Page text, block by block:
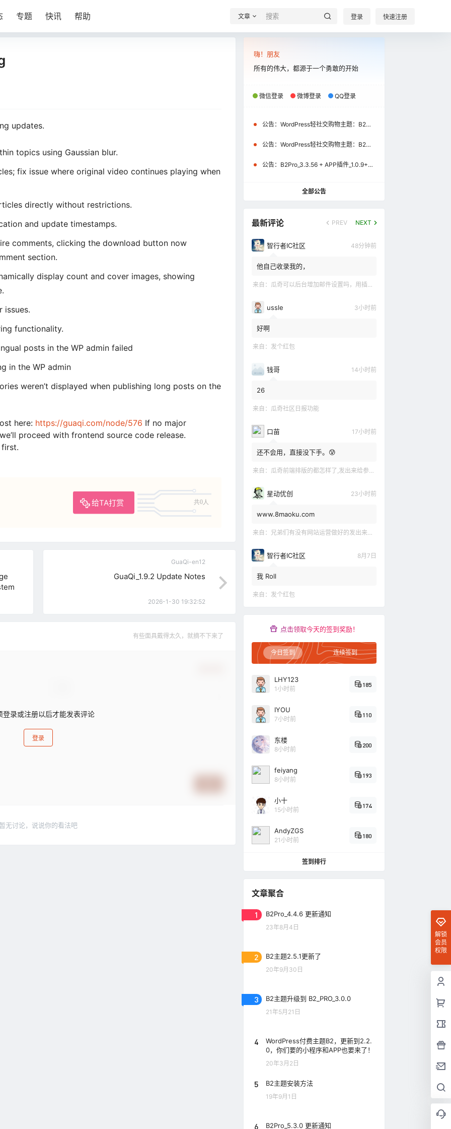
专题 快讯 帮助 文章 登录 快速注册
updates.
topics using Gaussian blur.
fix issue where original video continues playing when
directly without restrictions.
and update timestamps.
comments, clicking the download button now
section.
display count and cover images, showing
issues.
functionality.
posts in the WP admin failed
in the WP admin
weren’t displayed when publishing long posts on the
here: https://guaqi.com/node/576 If no major
proceed with frontend source code release.
first.
给TA打赏 共0人
GuaQi-en12
GuaQi_1.9.2 Update Notes
2026-1-30 19:32:52
有些面具戴得太久，就摘不下来了
登录或注册以后才能发表评论
登录
无讨论，说说你的看法吧
嗨！朋友
所有的伟大，都源于一个勇敢的开始
微信登录 微博登录 QQ登录
公告： WordPress轻社交购物主题：B2Pro_3.8.2 + APP插件_1.2.1+uniapp源码_1.2.1（微信小程序\APP）更新通知
公告： WordPress轻社交购物主题：B2Pro_3.4.1 + APP插件_1.1.0+uniapp源码_1.1.0（微信小程序）更新通知
公告： B2Pro_3.3.56 + APP插件_1.0.9+uniapp源码_1.0.9更新公告
全部公告
最新评论 PREV NEXT
智行者IC社区 48分钟前
他自己收录我的，
来自： 瓜奇可以后台增加邮件设置吗，用插件不怎么想要
ussle 3小时前
好啊
来自： 发个红包
钱哥 14小时前
26
来自： 瓜奇社区日报功能
口苗 17小时前
还不会用，直接没下手。😰
来自： 瓜奇前端排版的都怎样了,发出来给参观下吧
星动优创 23小时前
www.8maoku.com
来自： 兄弟们有没有网站运营做好的发出来观摩观摩嘛
智行者IC社区 8月7日
我 Roll
来自： 发个红包
点击领取今天的签到奖励！
今日签到 连续签到
LHY123
1小时前
185
IYOU
7小时前
110
东楼
8小时前
200
feiyang
8小时前
193
小十
15小时前
174
AndyZGS
21小时前
180
签到排行
文章聚合
1 B2Pro_4.4.6 更新通知
23年8月4日
2 B2主题2.5.1更新了
20年9月30日
3 B2主题升级到 B2_PRO_3.0.0
21年5月21日
4
WordPress付费主题B2，更新到2.2.
0，你们要的小程序和APP也要来了！
20年3月2日
5 B2主题安装方法
19年9月1日
6 B2Pro_5.3.0 更新通知
解锁
会员
权限